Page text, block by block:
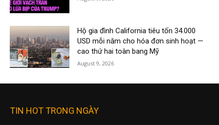
Hộ gia đình California tiêu tốn 34.000
USD mỗi năm cho hóa đơn sinh hoạt —
cao thứ hai toàn bang Mỹ
August 9, 2026
TIN HOT TRONG NGÀY